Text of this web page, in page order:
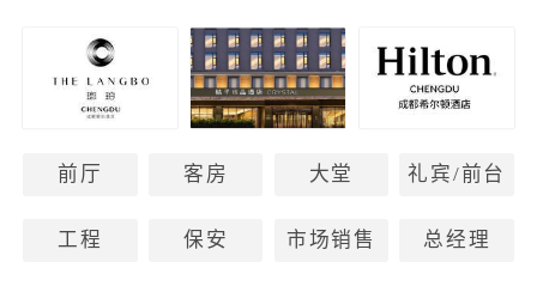
前厅 客房 大堂 礼宾/前台
工程 保安 市场销售 总经理